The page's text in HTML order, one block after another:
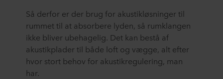
Så derfor er der brug for akustikløsninger til
rummet til at absorbere lyden, så rumklangen
ikke bliver ubehagelig. Det kan bestå af
akustikplader til både loft og vægge, alt efter
hvor stort behov for akustikregulering, man
har.